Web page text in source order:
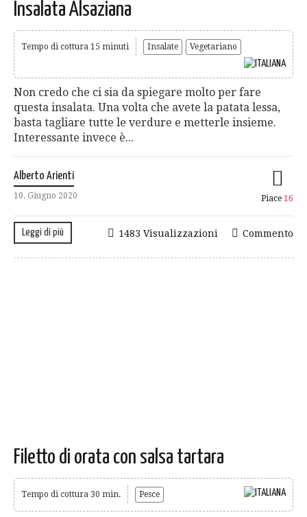
Insalata Alsaziana
Tempo di cottura 15 minuti Insalate Vegetariano
Non credo che ci sia da spiegare molto per fare
questa insalata. Una volta che avete la patata lessa,
basta tagliare tutte le verdure e metterle insieme.
Interessante invece è...
Alberto Arienti
10. Giugno 2020 Piace 16
Leggi di più Commento
1483 Visualizzazioni
Filetto di orata con salsa tartara
Tempo di cottura 30 min. Pesce